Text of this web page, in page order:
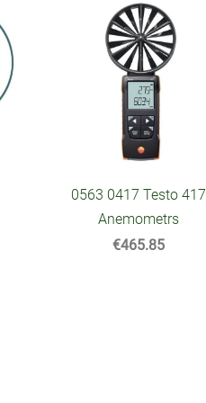
0563 0417 Testo 417
Anemometrs
€465.85